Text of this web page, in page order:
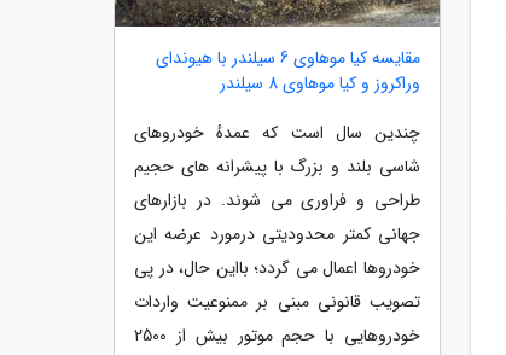
مقایسه کیا موهاوی 6 سیلندر با هیوندای
وراکروز و کیا موهاوی 8 سیلندر
چندین سال است که عمدهٔ خودروهای
شاسی بلند و بزرگ با پیشرانه های حجیم
طراحی و فراوری می شوند. در بازارهای
جهانی کمتر محدودیتی درمورد عرضه این
خودروها اعمال می گردد؛ بااین حال، در پی
تصویب قانونی مبنی بر ممنوعیت واردات
خودروهایی با حجم موتور بیش از 2500